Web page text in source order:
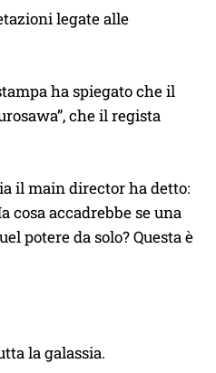
legate alle
ha spiegato che il
che il regista
il main director ha detto:
cosa accadrebbe se una
potere da solo? Questa è
la galassia.